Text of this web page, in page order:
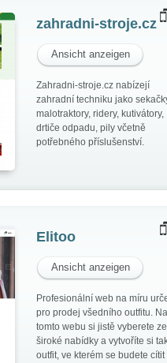
zahradni-stroje.cz
Ansicht anzeigen
Zahradni-stroje.cz nabízejí
zahradní techniku jako
malotraktory, ridery, kutivátory,
drtiče odpadu, pily včetně
potřebného příslušenství.
Elitoo
Ansicht anzeigen
Profesionální web na míru
pro prodej všedního outfitu. Na
tomto webu si jistě vyberete ze
široké nabídky a vytvoříte si
outfit, ve kterém se budete cítit